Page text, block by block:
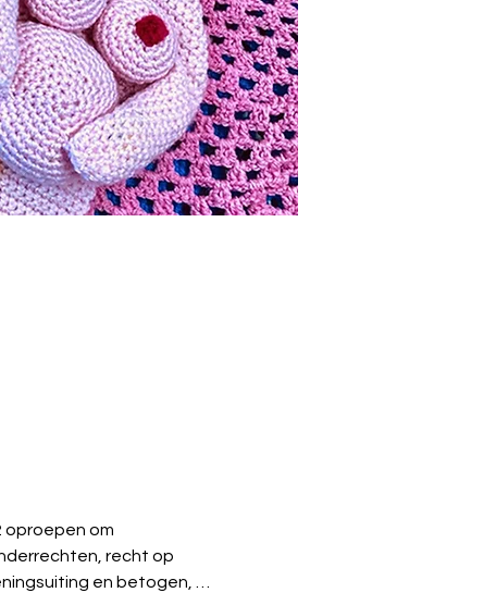
oproepen om
recht op
en betogen, …